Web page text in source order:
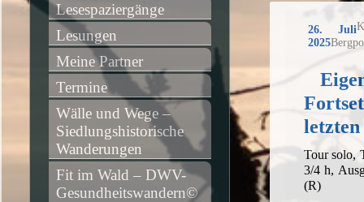
26. Juli
2025
letzten
Tour solo,
3/4 h,
(R)
Lesespaziergänge
Lesungen
Meine Partner
Termine
Wälle und Wege –
Siedlungshistorische
Wanderungen
Fit im Wald – DWV-
Gesundheitswandern©